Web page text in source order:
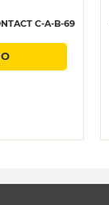
C-A-B-69